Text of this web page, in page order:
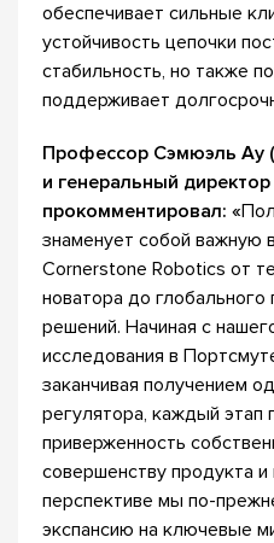
обеспечивает сильные
устойчивость цепочки
стабильность, но также
поддерживает
Профессор Сэмюэль Ау
и генеральный
прокомментировал: «
знаменует собой важную
Cornerstone Robotics от
новатора до
решений. Начиная с
исследования в
заканчивая получением
регулятора, каждый этап
приверженность
совершенству продукта и
перспективе мы по-
экспансию на ключевые